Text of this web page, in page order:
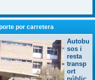
por carretera
Autobu
sos i
resta
transp
ort